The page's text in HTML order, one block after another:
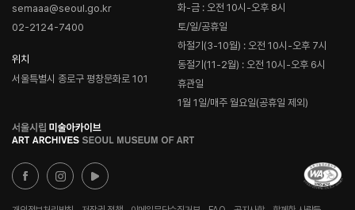
semaaa@seoul.go.kr
02-2124-7400
위치
서울특별시 종로구 평창문화로 101
화-금 : 오전 10시-오후 8시
토/일/공휴일
하절기(3-10월) : 오전 10시-오후 7시
동절기(11-2월) : 오전 10시-오후 6시
휴관일
1월 1일/매주 월요일(공휴일 제외)
로
고